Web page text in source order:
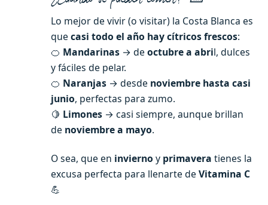
Lo mejor de vivir (o visitar) la Costa Blanca es
que casi todo el año hay cítricos frescos:
🍊 Mandarinas → de octubre a abril, dulces
y fáciles de pelar.
🍊 Naranjas → desde noviembre hasta casi
junio, perfectas para zumo.
🍋 Limones → casi siempre, aunque brillan
de noviembre a mayo.
O sea, que en invierno y primavera tienes la
excusa perfecta para llenarte de Vitamina C
💪